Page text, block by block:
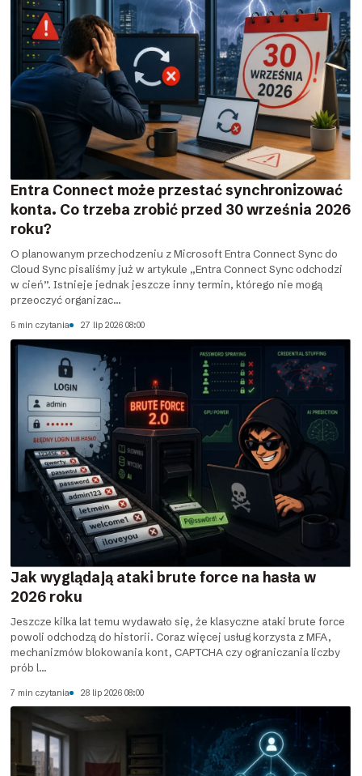
Entra Connect może przestać synchronizować
konta. Co trzeba zrobić przed 30 września 2026
roku?
O planowanym przechodzeniu z Microsoft Entra Connect Sync do
Cloud Sync pisaliśmy już w artykule „Entra Connect Sync odchodzi
w cień”. Istnieje jednak jeszcze inny termin, którego nie mogą
przeoczyć organizac...
5 min czytania 27 lip 2026 08:00
Jak wyglądają ataki brute force na hasła w
2026 roku
Jeszcze kilka lat temu wydawało się, że klasyczne ataki brute force
powoli odchodzą do historii. Coraz więcej usług korzysta z MFA,
mechanizmów blokowania kont, CAPTCHA czy ograniczania liczby
prób l...
7 min czytania 28 lip 2026 08:00